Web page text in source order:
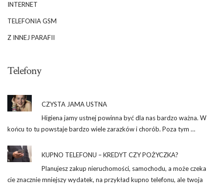
INTERNET
TELEFONIA GSM
Z INNEJ PARAFII
Telefony
CZYSTA JAMA USTNA
Higiena jamy ustnej powinna być dla nas bardzo ważna. W
końcu to tu powstaje bardzo wiele zarazków i chorób. Poza tym …
KUPNO TELEFONU – KREDYT CZY POŻYCZKA?
Planujesz zakup nieruchomości, samochodu, a może czeka
cie znacznie mniejszy wydatek, na przykład kupno telefonu, ale twoja